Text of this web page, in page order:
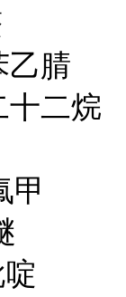
乙腈
十二烷
甲